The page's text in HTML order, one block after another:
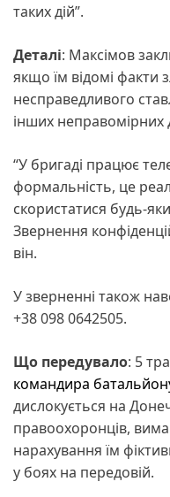
таких дій”.
Деталі: Максімов
якщо їм відомі факти
несправедливого
інших неправомірних
“У бригаді працює
формальність, це
скористатися будь-
Звернення
він.
У зверненні також
+38 098 0642505.
Що передувало: 5
командира
дислокується на
правоохоронців,
нарахування їм
у боях на передовій.